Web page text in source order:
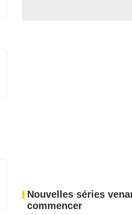
Nouvelles séries
commencer